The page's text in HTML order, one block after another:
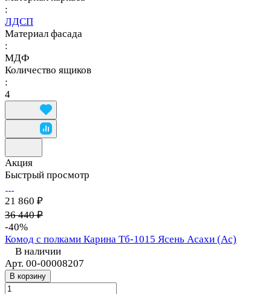
:
ЛДСП
Материал фасада
:
МДФ
Количество ящиков
:
4
Акция
Быстрый просмотр
21 860 ₽
36 440 ₽
-40%
Комод с полками Карина Тб-1015 Ясень Асахи (Ас)
В наличии
Арт. 00-00008207
В корзину